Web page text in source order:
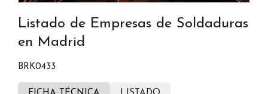
Listado de Empresas de Soldaduras
en Madrid
BRK0433